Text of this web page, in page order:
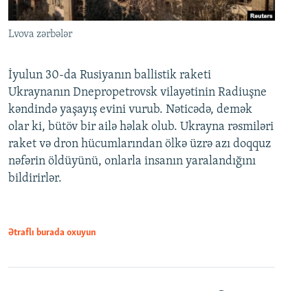
Lvova zərbələr
İyulun 30-da Rusiyanın ballistik raketi
Ukraynanın Dnepropetrovsk vilayətinin Radiuşne
kəndində yaşayış evini vurub. Nəticədə, demək
olar ki, bütöv bir ailə həlak olub. Ukrayna rəsmiləri
raket və dron hücumlarından ölkə üzrə azı doqquz
nəfərin öldüyünü, onlarla insanın yaralandığını
bildirirlər.
Ətraflı burada oxuyun